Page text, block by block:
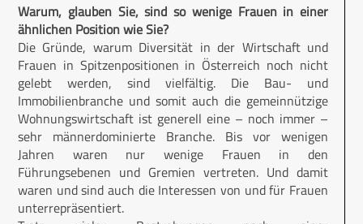
Warum, glauben Sie, sind so wenige Frauen in einer
ähnlichen Position wie Sie?
Die Gründe, warum Diversität in der Wirtschaft und
Frauen in Spitzenpositionen in Österreich noch nicht
gelebt werden, sind vielfältig. Die Bau- und
Immobilienbranche und somit auch die gemeinnützige
Wohnungswirtschaft ist generell eine – noch immer –
sehr männerdominierte Branche. Bis vor wenigen
Jahren waren nur wenige Frauen in den
Führungsebenen und Gremien vertreten. Und damit
waren und sind auch die Interessen von und für Frauen
unterrepräsentiert.